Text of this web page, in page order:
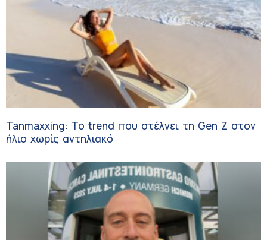
Tanmaxxing: To trend που στέλνει τη Gen Z στον
ήλιο χωρίς αντηλιακό